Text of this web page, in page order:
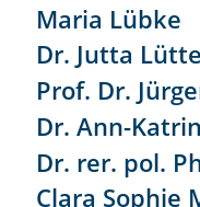
Maria Lübke
Dr. Jutta
Prof. Dr.
Dr. Ann-
Dr. rer. pol.
Clara Sophie